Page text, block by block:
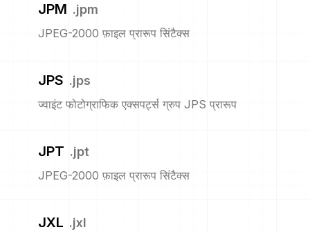
JPM .jpm
JPEG-2000 फ़ाइल प्रारूप सिंटैक्स
JPS .jps
ज्वाइंट फोटोग्राफिक एक्सपर्ट्स ग्रुप JPS प्रारूप
JPT .jpt
JPEG-2000 फ़ाइल प्रारूप सिंटैक्स
JXL .jxl